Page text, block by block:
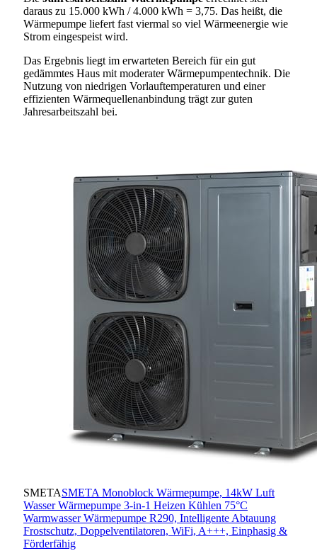
daraus zu 15.000 kWh / 4.000 kWh = 3,75. Das heißt, die
Wärmepumpe liefert fast viermal so viel Wärmeenergie wie
Strom eingespeist wird.
Das Ergebnis liegt im erwarteten Bereich für ein gut
gedämmtes Haus mit moderater Wärmepumpentechnik. Die
Nutzung von niedrigen Vorlauftemperaturen und einer
effizienten Wärmequellenanbindung trägt zur guten
Jahresarbeitszahl bei.
SMETASMETA Monoblock Wärmepumpe, 14kW Luft
Wasser Wärmepumpe 3-in-1 Heizen Kühlen 75°C
Warmwasser Wärmepumpe R290, Intelligente Abtauung
Frostschutz, Doppelventilatoren, WiFi, A+++, Einphasig &
Förderfähig